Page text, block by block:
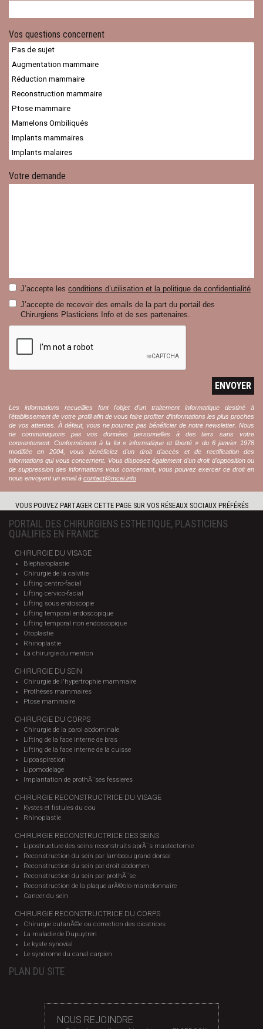
Vos questions concernent
Votre demande
J’accepte les conditions d’utilisation et la politique de confidentialité
J’accepte de recevoir des emails de la part du portail des
Chirurgiens Plasticiens Info et de ses partenaires.
ENVOYER
Les informations recueillies font l'objet d'un traitement informatique destiné à
l'établissement de votre profil afin de vous faire profiter d’informations les plus proches
de vos attentes. À défaut, vous ne pourrez pas bénéficier de notre newsletter. Nous
ne communiquons pas vos données personnelles à des tiers sans votre
consentement. Conformément à la loi « informatique et liberté » du 6 janvier 1978
modifiée en 2004, vous bénéficiez d'un droit d'accès et de rectification des
informations qui vous concernent. Vous disposez également d'un droit d'opposition ou
de suppression des informations vous concernant, vous pouvez exercer ce droit en
nous envoyant un email à contact@mcei.info
VOUS POUVEZ PARTAGER CETTE PAGE SUR VOS RÉSEAUX SOCIAUX PRÉFÉRÉS
PORTAIL DES CHIRURGIENS ESTHETIQUE, PLASTICIENS
QUALIFIES EN FRANCE
CHIRURGIE DU VISAGE
Blepharoplastie
Chirurgie de la calvitie
Lifting centro-facial
Lifting cervico-facial
Lifting sous endoscopie
Lifting temporal endoscopique
Lifting temporal non endoscopique
Otoplastie
Rhinoplastie
La chirurgie du menton
CHIRURGIE DU SEIN
Chirurgie de l'hypertrophie mammaire
Prothèses mammaires
Ptose mammaire
CHIRURGIE DU CORPS
Chirurgie de la paroi abdominale
Lifting de la face interne de bras
Lifting de la face interne de la cuisse
Lipoaspiration
Lipomodelage
Implantation de prothÃ¨ses fessieres
CHIRURGIE RECONSTRUCTRICE DU VISAGE
Kystes et fistules du cou
Rhinoplastie
CHIRURGIE RECONSTRUCTRICE DES SEINS
Lipostructure des seins reconstruits aprÃ¨s mastectomie
Reconstruction du sein par lambeau grand dorsal
Reconstruction du sein par droit abdomen
Reconstruction du sein par prothÃ¨se
Reconstruction de la plaque arÃ©olo-mamelonnaire
Cancer du sein
CHIRURGIE RECONSTRUCTRICE DU CORPS
Chirurgie cutanÃ©e ou correction des cicatrices
La maladie de Dupuytren
Le kyste synovial
Le syndrome du canal carpien
PLAN DU SITE
NOUS REJOINDRE